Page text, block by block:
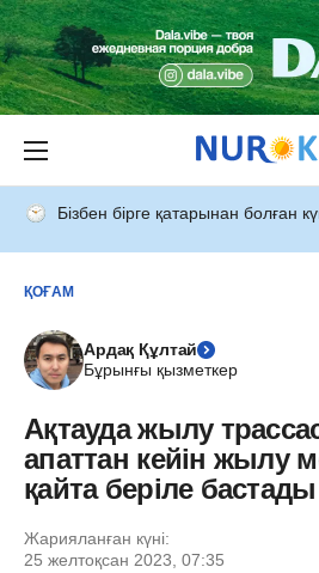
Бізбен бірге қатарынан болған
ҚОҒАМ
Ардақ Құлтай
Бұрынғы қызметкер
Ақтауда жылу
апаттан кейін жылу
қайта беріле бастады
Жарияланған күні:
25 желтоқсан 2023, 07:35